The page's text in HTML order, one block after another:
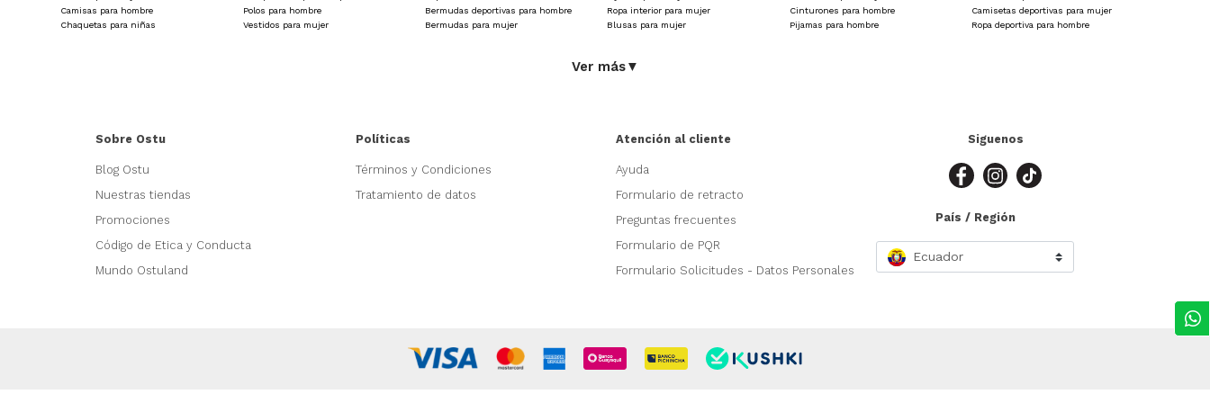
están diseñadas con materiales resistentes que aseguran durabilidad tras múltiples usos. Todo esto se suma a los descuentos especiales que hacen posible llevar varias opciones a un
precio accesible, dándote la posibilidad de contar siempre con la prenda adecuada para cada ocasión.
Camisas para hombre
Polos para hombre Bermudas deportivas para hombre Ropa interior para mujer Cinturones para hombre
Camisetas deportivas para mujer
Chaquetas para niñas
Vestidos para mujer Bermudas para mujer Blusas para mujer Pijamas para hombre Ropa deportiva para hombre
Ver más▼
Sobre Ostu
Blog Ostu
Nuestras tiendas
Promociones
Código de Etica y Conducta
Mundo Ostuland
Políticas
Términos y Condiciones
Tratamiento de datos
Atención al cliente
Ayuda
Formulario de retracto
Preguntas frecuentes
Formulario de PQR
Formulario Solicitudes - Datos Personales
Siguenos
País / Región
Ecuador